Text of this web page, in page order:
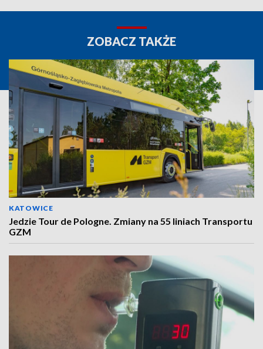
ZOBACZ TAKŻE
KATOWICE
Jedzie Tour de Pologne. Zmiany na 55 liniach Transportu
GZM